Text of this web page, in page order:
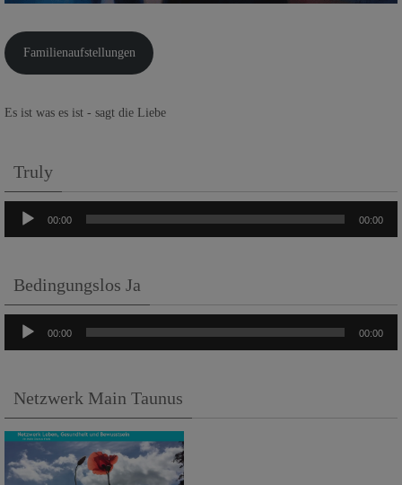
Familienaufstellungen
Es ist was es ist - sagt die Liebe
Truly
Audio-
Player
00:00 00:00
Bedingungslos Ja
Audio-
Player
00:00 00:00
Netzwerk Main Taunus